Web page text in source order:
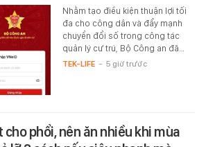
Nhằm tạo điều kiện thuận lợi tối
đa cho công dân và đẩy mạnh
chuyển đổi số trong công tác
quản lý cư trú, Bộ Công an đã…
TEK-LIFE - 5 giờ trước
phổi, nên ăn nhiều khi mùa